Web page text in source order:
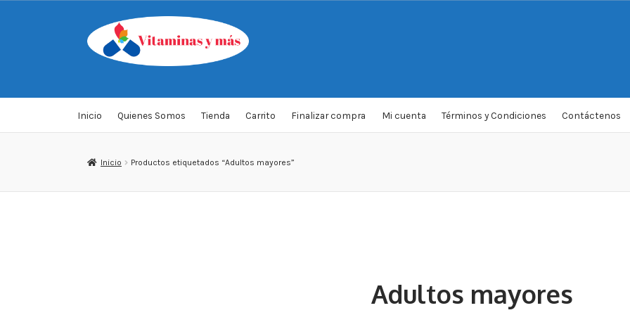
Saltar
a
navegación
al
contenido
Inicio Quienes Somos Tienda Carrito Finalizar compra Mi cuenta Términos y Condiciones Contáctenos
Inicio Productos etiquetados “Adultos mayores”
Adultos mayores